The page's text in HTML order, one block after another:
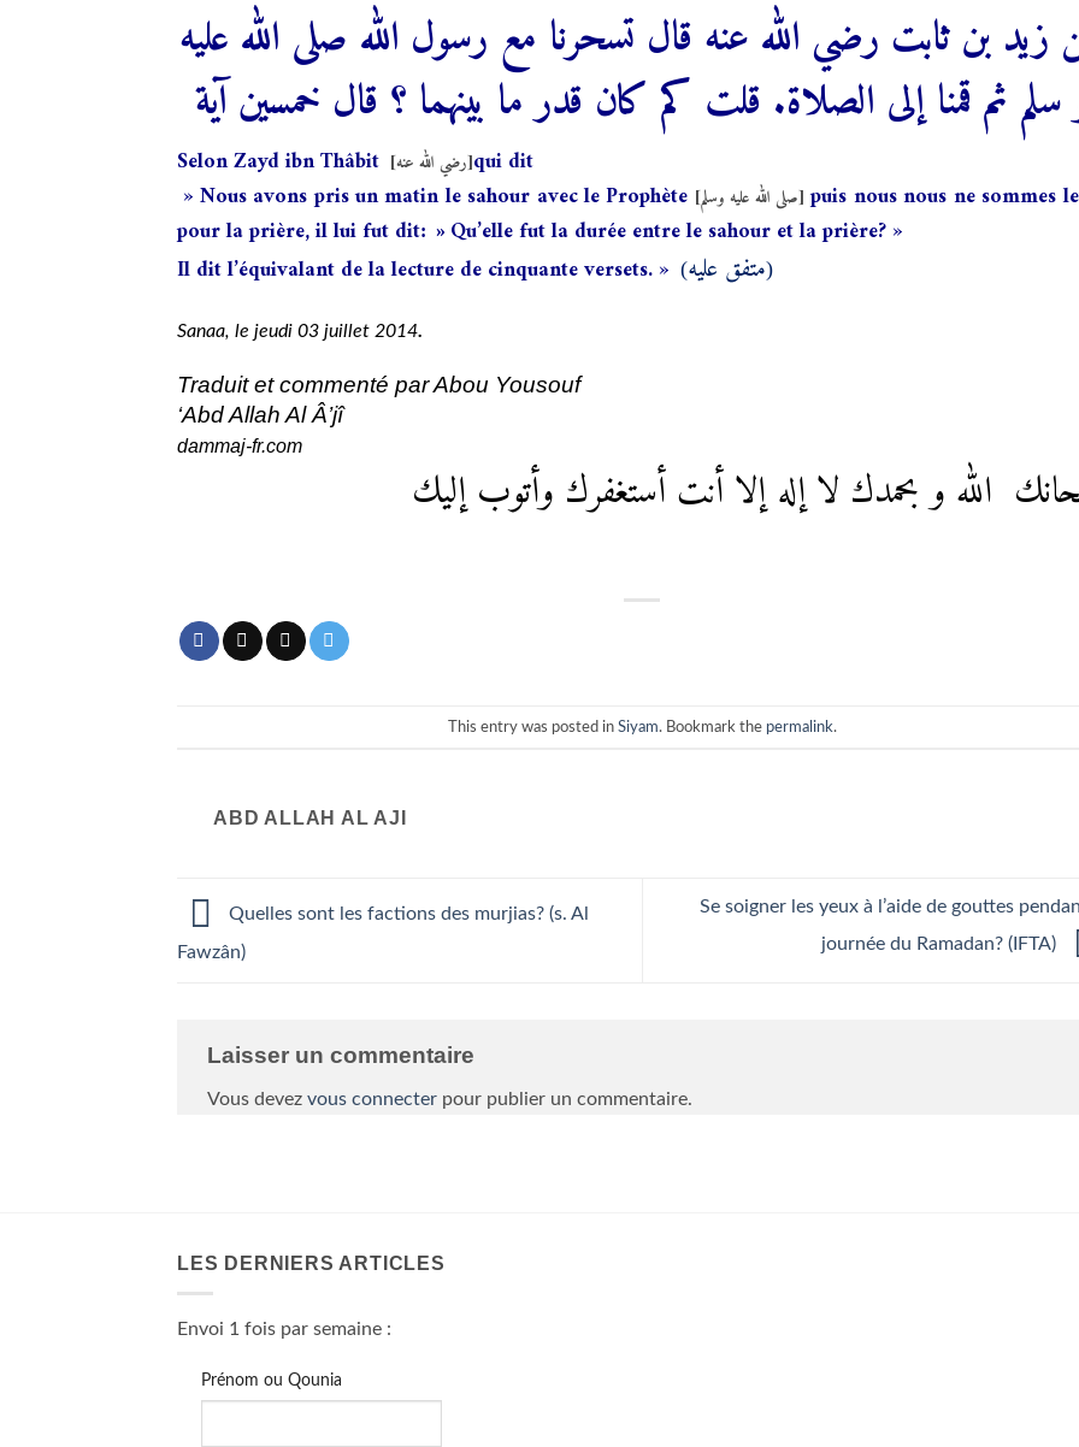
زيد بن ثابت رضي الله عنه قال تسحرنا مع رسول الله صلى الله عليه
ثم قمنا إلى الصلاة. قلت كم كان قدر ما بينهما ؟ قال خمسين آية
Selon Zayd ibn Thâbit [رضي الله عنه]qui dit
» Nous avons pris un matin le sahour avec le Prophète [صلى الله عليه وسلم] puis nous nous ne sommes
pour la prière, il lui fut dit: » Qu’elle fut la durée entre le sahour et la prière? »
Il dit l’équivalant de la lecture de cinquante versets. » (متفق عليه)
Sanaa, le jeudi 03 juillet 2014.
Traduit et commenté par Abou Yousouf
‘Abd Allah Al Â’jî
dammaj-fr.com
الله و بحمدك لا إله إلا أنت أستغفرك وأتوب إليك
This entry was posted in Siyam. Bookmark the permalink.
ABD ALLAH AL AJI
Quelles sont les factions des murjias? (s. Al
Fawzân)
Se soigner les yeux à l’aide de gouttes
journée du Ramadan? (IFTA)
Laisser un commentaire
Vous devez vous connecter pour publier un commentaire.
LES DERNIERS ARTICLES
Envoi 1 fois par semaine :
Prénom ou Qounia